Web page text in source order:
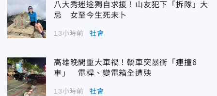
八大秀迷途獨自求援！山友犯下「拆隊」大
忌 女至今生死未卜
13小時前 社會
高雄晚間重大車禍！轎車突暴衝「連撞6
車」 電桿、變電箱全遭殃
13小時前 社會